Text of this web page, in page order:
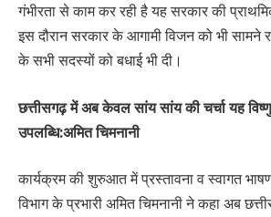
गंभीरता से काम कर रही है यह सरकार की
इस दौरान सरकार के आगामी विजन को भी सामने
के सभी सदस्यों को बधाई भी दी।
छत्तीसगढ़ में अब केवल सांय सांय की चर्चा यह
उपलब्धि:अमित चिमनानी
कार्यक्रम की शुरुआत में प्रस्तावना व स्वागत
विभाग के प्रभारी अमित चिमनानी ने कहा अब